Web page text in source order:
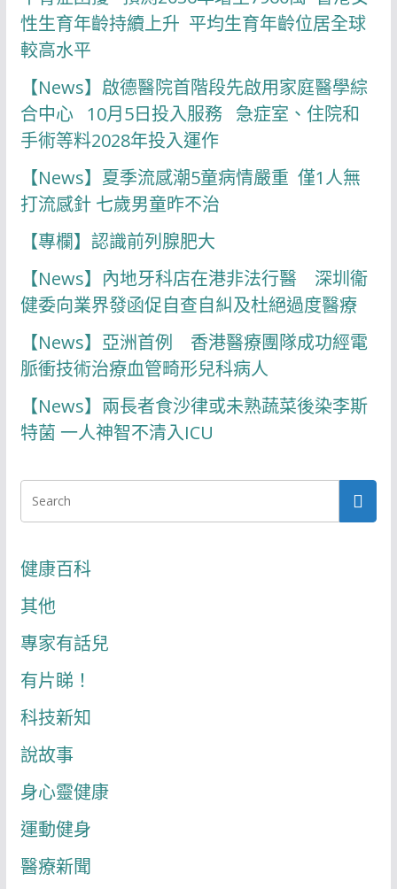
性生育年齡持續上升 平均生育年齡位居全球
較高水平
【News】啟德醫院首階段先啟用家庭醫學綜
合中心 10月5日投入服務 急症室、住院和
手術等料2028年投入運作
【News】夏季流感潮5童病情嚴重 僅1人無
打流感針 七歲男童昨不治
【專欄】認識前列腺肥大
【News】內地牙科店在港非法行醫 深圳衞
健委向業界發函促自查自糾及杜絕過度醫療
【News】亞洲首例 香港醫療團隊成功經電
脈衝技術治療血管畸形兒科病人
【News】兩長者食沙律或未熟蔬菜後染李斯
特菌 一人神智不清入ICU
健康百科
其他
專家有話兒
有片睇！
科技新知
說故事
身心靈健康
運動健身
醫療新聞